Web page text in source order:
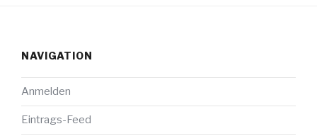
NAVIGATION
Anmelden
Eintrags-Feed